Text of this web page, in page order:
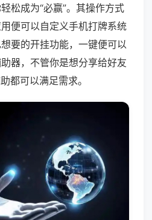
松成为“必赢”。其操作方式
便可以自定义手机打牌系统
要的开挂功能，一键便可以
器，不管你是想分享给好友
都可以满足需求。